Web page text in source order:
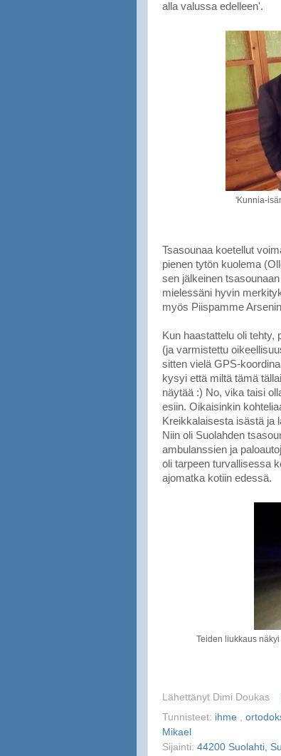
alla valussa edelleen'.
'Kunnia-
Tsasounaa koetellut
pienen tytön kuolema
sen jälkeinen
mielessäni hyvin
myös Piispamme
Kun haastattelu oli
(ja varmistettu
sitten vielä GPS-
kysyi että miltä tämä
näytää :) No, vika taisi
esiin. Oikaisinkin
Kreikkalaisesta isästä ja
Niin oli Suolahden
ambulanssien ja
oli tarpeen turvallisessa
ajomatka kotiin edessä.
Teiden liukkaus
Lähettänyt Dimi Doukas
Tunnisteet: ihme
Mikael
Sijainti: 44200 Suolahti,